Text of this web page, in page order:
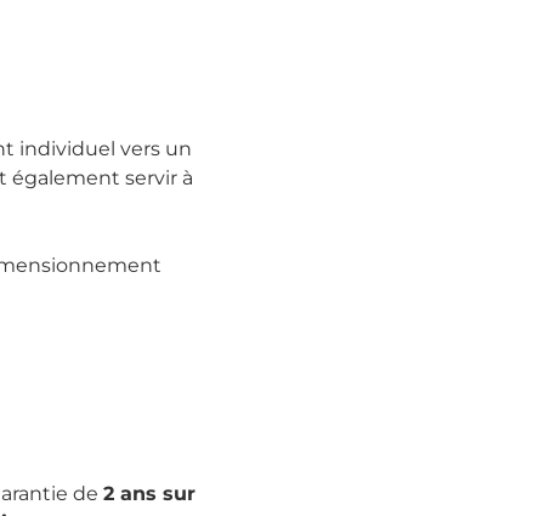
individuel vers un
également servir à
de 2 ans sur